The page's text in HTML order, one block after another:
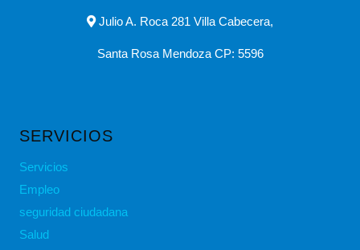
Julio A. Roca 281 Villa Cabecera,
Santa Rosa Mendoza CP: 5596
SERVICIOS
Servicios
Empleo
seguridad ciudadana
Salud